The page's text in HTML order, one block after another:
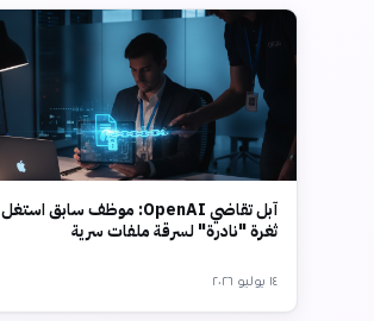
آبل تقاضي OpenAI: موظف سابق استغل
ثغرة "نادرة" لسرقة ملفات سرية
١٤ يوليو ٢٠٢٦